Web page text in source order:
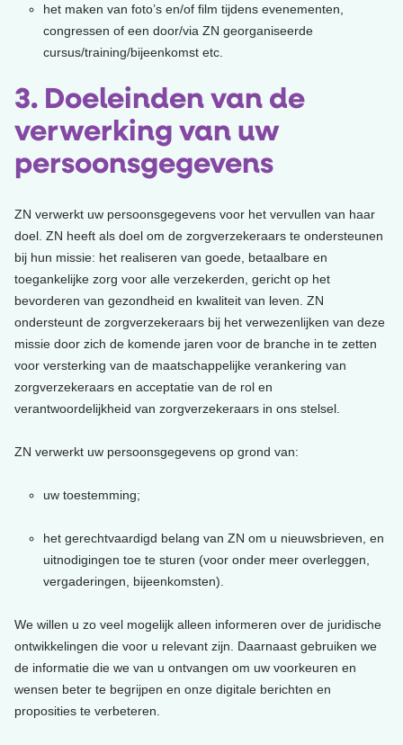
het maken van foto’s en/of film tijdens evenementen,
congressen of een door/via ZN georganiseerde
cursus/training/bijeenkomst etc.
3. Doeleinden van de
verwerking van uw
persoonsgegevens
ZN verwerkt uw persoonsgegevens voor het vervullen van haar
doel. ZN heeft als doel om de zorgverzekeraars te ondersteunen
bij hun missie: het realiseren van goede, betaalbare en
toegankelijke zorg voor alle verzekerden, gericht op het
bevorderen van gezondheid en kwaliteit van leven. ZN
ondersteunt de zorgverzekeraars bij het verwezenlijken van deze
missie door zich de komende jaren voor de branche in te zetten
voor versterking van de maatschappelijke verankering van
zorgverzekeraars en acceptatie van de rol en
verantwoordelijkheid van zorgverzekeraars in ons stelsel.
ZN verwerkt uw persoonsgegevens op grond van:
uw toestemming;
het gerechtvaardigd belang van ZN om u nieuwsbrieven, en
uitnodigingen toe te sturen (voor onder meer overleggen,
vergaderingen, bijeenkomsten).
We willen u zo veel mogelijk alleen informeren over de juridische
ontwikkelingen die voor u relevant zijn. Daarnaast gebruiken we
de informatie die we van u ontvangen om uw voorkeuren en
wensen beter te begrijpen en onze digitale berichten en
proposities te verbeteren.